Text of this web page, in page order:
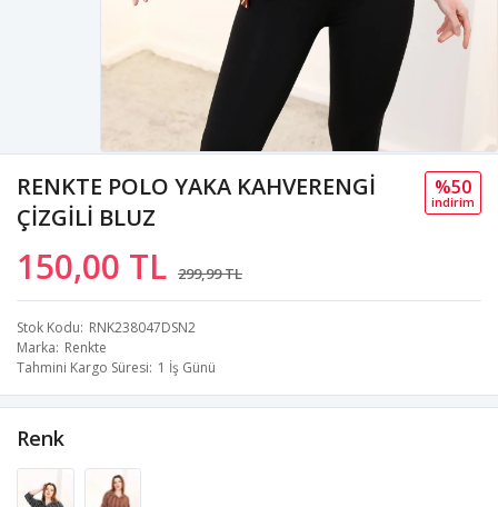
RENKTE POLO YAKA KAHVERENGİ
ÇİZGİLİ BLUZ
150,00 TL 299,99 TL
%50
i̇ndi̇ri̇m
Stok Kodu RNK238047DSN2
Marka Renkte
Tahmini Kargo Süresi 1 İş Günü
Renk